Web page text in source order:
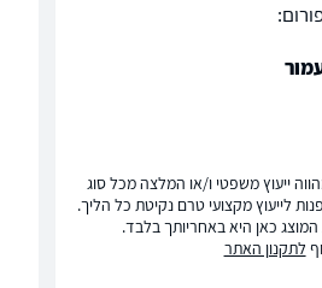
ייעוץ משפטי ו/או המלצה מכל סוג
לייעוץ מקצועי טרם נקיטת כל הליך.
כאן היא באחריותך בלבד.
לתקנון האתר